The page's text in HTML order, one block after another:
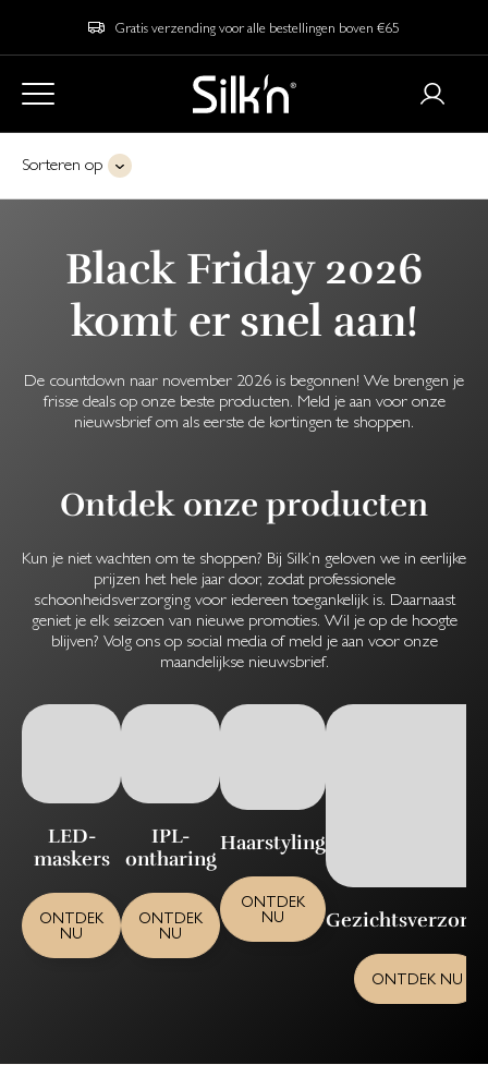
Gratis verzending voor alle bestellingen boven €65
Sorteren op
Black Friday 2026
komt er snel aan!
De countdown naar november 2026 is begonnen! We brengen je
frisse deals op onze beste producten. Meld je aan voor onze
nieuwsbrief om als eerste de kortingen te shoppen.
Ontdek onze producten
Kun je niet wachten om te shoppen? Bij Silk’n geloven we in eerlijke
prijzen het hele jaar door, zodat professionele
schoonheidsverzorging voor iedereen toegankelijk is. Daarnaast
geniet je elk seizoen van nieuwe promoties. Wil je op de hoogte
blijven? Volg ons op social media of meld je aan voor onze
maandelijkse nieuwsbrief.
LED-
maskers
ONTDEK
NU
IPL-
ontharing
ONTDEK
NU
Haarstyling
ONTDEK
NU
ONTDEK NU